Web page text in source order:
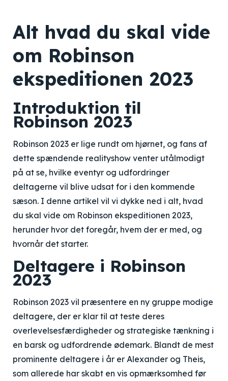
Alt hvad du skal vide
om Robinson
ekspeditionen 2023
Introduktion til
Robinson 2023
Robinson 2023 er lige rundt om hjørnet, og fans af
dette spændende realityshow venter utålmodigt
på at se, hvilke eventyr og udfordringer
deltagerne vil blive udsat for i den kommende
sæson. I denne artikel vil vi dykke ned i alt, hvad
du skal vide om Robinson ekspeditionen 2023,
herunder hvor det foregår, hvem der er med, og
hvornår det starter.
Deltagere i Robinson
2023
Robinson 2023 vil præsentere en ny gruppe modige
deltagere, der er klar til at teste deres
overlevelsesfærdigheder og strategiske tænkning i
en barsk og udfordrende ødemark. Blandt de mest
prominente deltagere i år er Alexander og Theis,
som allerede har skabt en vis opmærksomhed før